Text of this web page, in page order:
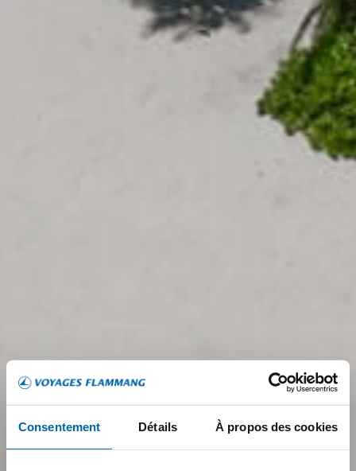
Consentement Détails À propos des cookies